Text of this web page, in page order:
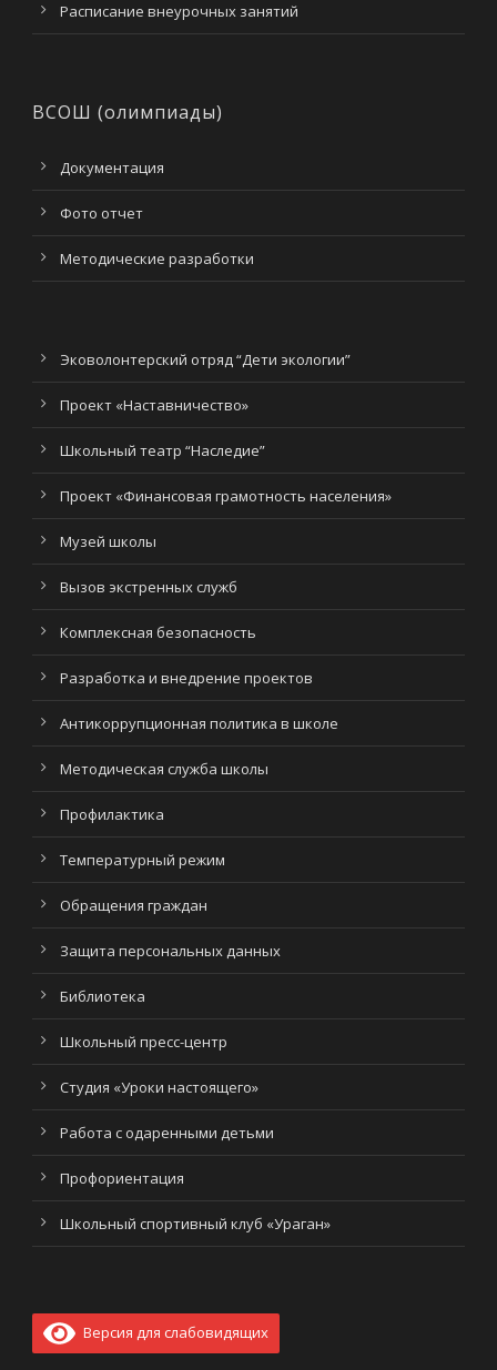
Расписание внеурочных занятий
ВСОШ (олимпиады)
Документация
Фото отчет
Методические разработки
Эковолонтерский отряд “Дети экологии”
Проект «Наставничество»
Школьный театр “Наследие”
Проект «Финансовая грамотность населения»
Музей школы
Вызов экстренных служб
Комплексная безопасность
Разработка и внедрение проектов
Антикоррупционная политика в школе
Методическая служба школы
Профилактика
Температурный режим
Обращения граждан
Защита персональных данных
Библиотека
Школьный пресс-центр
Студия «Уроки настоящего»
Работа с одаренными детьми
Профориентация
Школьный спортивный клуб «Ураган»
Версия для слабовидящих